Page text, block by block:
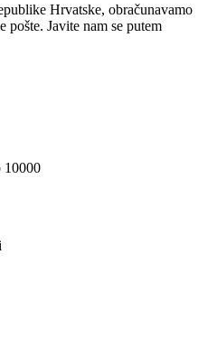
Hrvatske, obračunavamo
pošte. Javite nam se putem
10000